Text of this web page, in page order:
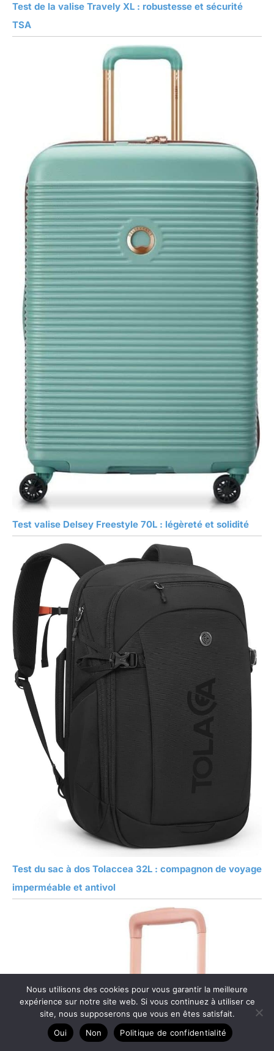
Test de la valise Travely XL : robustesse et sécurité
TSA
Test valise Delsey Freestyle 70L : légèreté et solidité
Test du sac à dos Tolaccea 32L : compagnon de voyage
imperméable et antivol
Nous utilisons des cookies pour vous garantir la meilleure
expérience sur notre site web. Si vous continuez à utiliser ce
site, nous supposerons que vous en êtes satisfait.
Oui
Non Politique de confidentialité